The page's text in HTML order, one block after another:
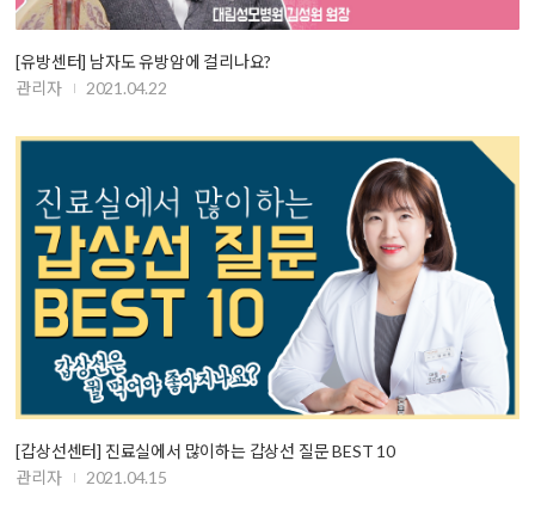
[유방센터] 남자도 유방암에 걸리나요?
관리자
2021.04.22
[갑상선센터] 진료실에서 많이하는 갑상선 질문 BEST 10
관리자
2021.04.15